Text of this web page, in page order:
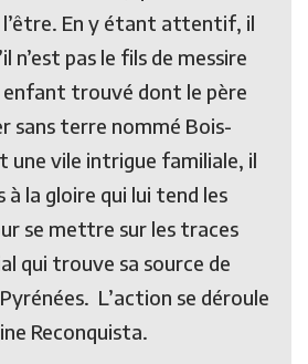
En y étant attentif, il
n’est pas le fils de messire
enfant trouvé dont le père
sans terre nommé Bois-
une vile intrigue familiale, il
la gloire qui lui tend les
se mettre sur les traces
qui trouve sa source de
L’action se déroule
Reconquista.